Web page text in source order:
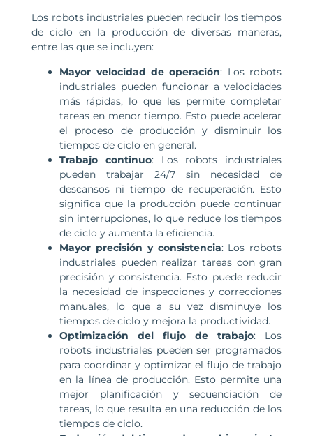
Los robots industriales pueden reducir los tiempos
de ciclo en la producción de diversas maneras,
entre las que se incluyen:
Mayor velocidad de operación: Los robots
industriales pueden funcionar a velocidades
más rápidas, lo que les permite completar
tareas en menor tiempo. Esto puede acelerar
el proceso de producción y disminuir los
tiempos de ciclo en general.
Trabajo continuo: Los robots industriales
pueden trabajar 24/7 sin necesidad de
descansos ni tiempo de recuperación. Esto
significa que la producción puede continuar
sin interrupciones, lo que reduce los tiempos
de ciclo y aumenta la eficiencia.
Mayor precisión y consistencia: Los robots
industriales pueden realizar tareas con gran
precisión y consistencia. Esto puede reducir
la necesidad de inspecciones y correcciones
manuales, lo que a su vez disminuye los
tiempos de ciclo y mejora la productividad.
Optimización del flujo de trabajo: Los
robots industriales pueden ser programados
para coordinar y optimizar el flujo de trabajo
en la línea de producción. Esto permite una
mejor planificación y secuenciación de
tareas, lo que resulta en una reducción de los
tiempos de ciclo.